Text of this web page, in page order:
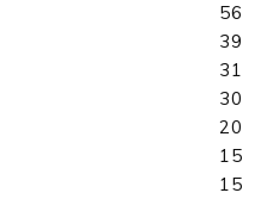
56
39
31
30
20
15
15